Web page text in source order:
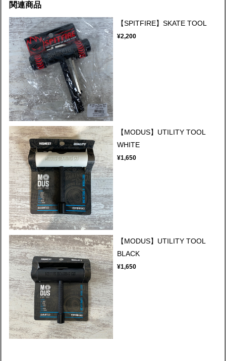
関連商品
【SPITFIRE】SKATE TOOL
¥2,200
【MODUS】UTILITY TOOL
WHITE
¥1,650
【MODUS】UTILITY TOOL
BLACK
¥1,650